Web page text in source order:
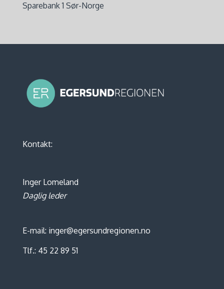
Sparebank 1 Sør-Norge
Kontakt:
Inger Lomeland
Daglig leder
E-mail: inger@egersundregionen.no
Tlf.: 45 22 89 51